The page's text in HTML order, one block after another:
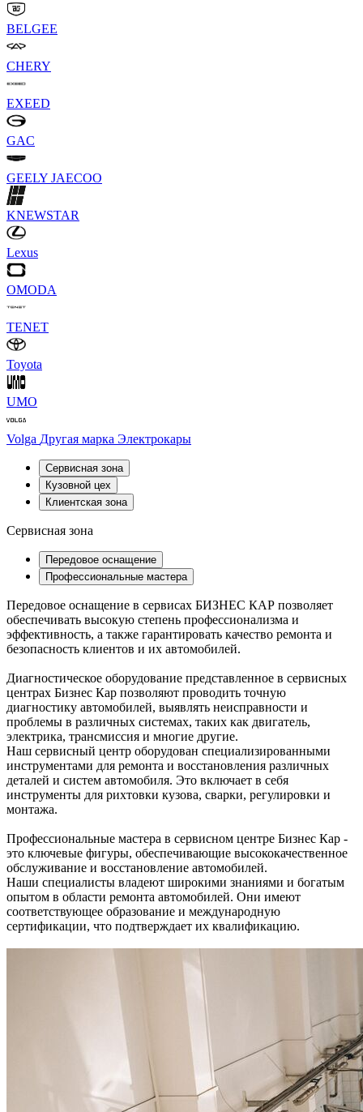
BELGEE
CHERY
EXEED
GAC
GEELY JAECOO
KNEWSTAR
Lexus
OMODA
TENET
Toyota
UMO
Volga Другая марка Электрокары
Сервисная зона
Кузовной цех
Клиентская зона
Сервисная зона
Передовое оснащение
Профессиональные мастера
Передовое оснащение в сервисах БИЗНЕС КАР позволяет
обеспечивать высокую степень профессионализма и
эффективность, а также гарантировать качество ремонта и
безопасность клиентов и их автомобилей.
Диагностическое оборудование представленное в сервисных
центрах Бизнес Кар позволяют проводить точную
диагностику автомобилей, выявлять неисправности и
проблемы в различных системах, таких как двигатель,
электрика, трансмиссия и многие другие.
Наш сервисный центр оборудован специализированными
инструментами для ремонта и восстановления различных
деталей и систем автомобиля. Это включает в себя
инструменты для рихтовки кузова, сварки, регулировки и
монтажа.
Профессиональные мастера в сервисном центре Бизнес Кар -
это ключевые фигуры, обеспечивающие высококачественное
обслуживание и восстановление автомобилей.
Наши специалисты владеют широкими знаниями и богатым
опытом в области ремонта автомобилей. Они имеют
соответствующее образование и международную
сертификации, что подтверждает их квалификацию.